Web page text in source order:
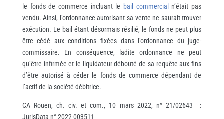
le fonds de commerce incluant le bail commercial
n’était pas
vendu. Ainsi, l’ordonnance autorisant sa vente ne saurait trouver
exécution. Le bail étant désormais résilié, le fonds ne peut plus
être cédé aux conditions fixées dans l’ordonnance du juge-
commissaire. En conséquence, ladite ordonnance ne peut
qu’être infirmée et le liquidateur débouté de sa requête aux fins
d’être autorisé à céder le fonds de commerce dépendant de
l’actif de la société débitrice.
CA Rouen, ch. civ. et com., 10 mars 2022, n° 21/02643 :
JurisData n° 2022-003511